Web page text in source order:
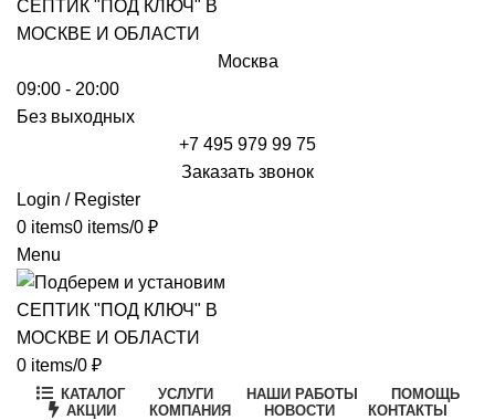
Москва
09:00 - 20:00
Без выходных
+7 495 979 99 75
Заказать звонок
Login / Register
0 items0 items/0 ₽
Menu
0 items/0 ₽
КАТАЛОГ УСЛУГИ НАШИ РАБОТЫ
ПОМОЩЬ
АКЦИИ
КОМПАНИЯ НОВОСТИ КОНТАКТЫ